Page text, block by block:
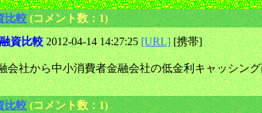
比較(コメント数：1)
資比較2012-04-14 14:27:25[URL][携帯]
会社から中小消費者金融会社の低金利キャッシン
比較(コメント数：1)